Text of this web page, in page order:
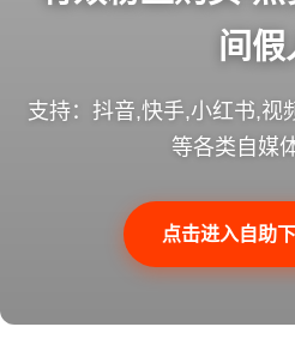
间假
支持：抖音,快手,小红书,视
等各类自媒
点击进入自助